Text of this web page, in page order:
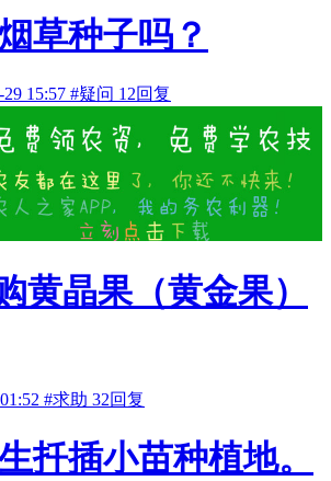
草种子吗？
29 15:57 #疑问 12回复
黄晶果（黄金果）
#求助 32回复
扦插小苗种植地。